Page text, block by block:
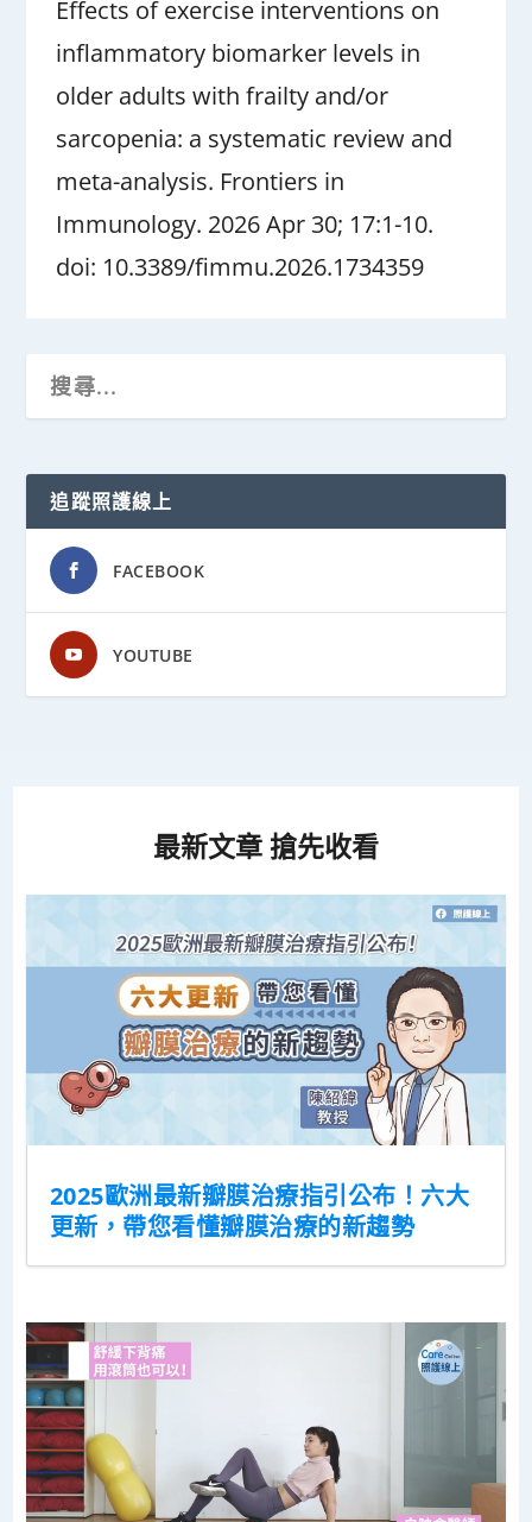
Effects of exercise interventions on
inflammatory biomarker levels in
older adults with frailty and/or
sarcopenia: a systematic review and
meta-analysis. Frontiers in
Immunology. 2026 Apr 30; 17:1-10.
doi: 10.3389/fimmu.2026.1734359
追蹤照護線上
FACEBOOK
YOUTUBE
最新文章 搶先收看
2025歐洲最新瓣膜治療指引公布！六大
更新，帶您看懂瓣膜治療的新趨勢